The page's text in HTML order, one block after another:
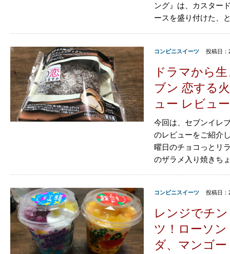
ング』は、カスター
ースを盛り付けた、
コンビニスイーツ 投稿日：
ドラマから
ブン 恋する
ュー レビュー
今回は、セブンイレ
のレビューをご紹介
曜日のチョコっとリ
のザラメ入り焼きち
コンビニスイーツ 投稿日：
レンジでチ
ツ！ローソ
ダ、マンゴ